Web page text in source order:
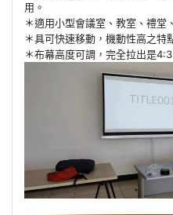
用。
＊適用小型會議室、教室、禮堂
＊具可快速移動，機動性高之特
＊布幕高度可調，完全拉出是